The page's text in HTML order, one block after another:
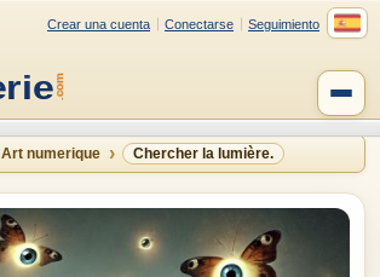
Crear una cuenta Conectarse Seguimiento
Art numerique Chercher la lumière.